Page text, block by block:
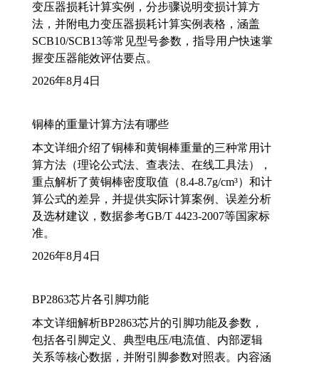
变压器损耗计算实例，分步骤说明变损计算方
法，并附电力变压器损耗计算实例表格，涵盖
SCB10/SCB13等常见型号参数，指导用户快速掌
握变压器能效评估要点。
2026年8月4日
铜棒的重量计算方法有哪些
本文详细介绍了铜棒和黄铜棒重量的三种常用计
算方法（理论公式法、查表法、在线工具法），
重点解析了黄铜棒密度取值（8.4-8.7g/cm³）和计
算公式的差异，并提供实际计算案例、误差分析
及选材建议，数据参考GB/T 4423-2007等国家标
准。
2026年8月4日
BP2863芯片各引脚功能
本文详细解析BP2863芯片的引脚功能及参数，
包括各引脚定义、典型电压/电流值、内部逻辑
关系等核心数据，并附引脚参数对照表。内容涵